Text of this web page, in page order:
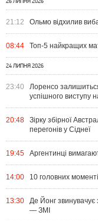
26 ЛИПНЯ 2026
21:12 Ольмо відхилив
08:44 Топ-5 найкращих
24 ЛИПНЯ 2026
23:40
Лоренсо
успішного виступу
20:48
Зірку збірної
перегонів у Сіднеї
19:45 Аргентинці
14:00 10 головних
13:30
Де Йонг звинувачує
— ЗМІ